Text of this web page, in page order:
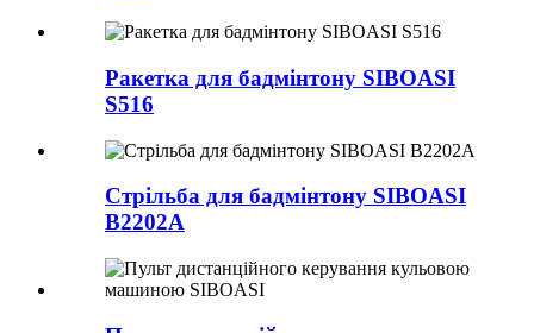
Ракетка для бадмінтону SIBOASI
S516
Стрільба для бадмінтону SIBOASI
B2202A